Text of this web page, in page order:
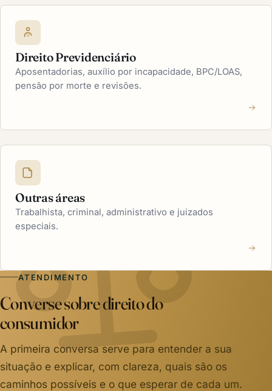
Direito Previdenciário
Aposentadorias, auxílio por incapacidade, BPC/LOAS,
pensão por morte e revisões.
Outras áreas
Trabalhista, criminal, administrativo e juizados
especiais.
ATENDIMENTO
Converse sobre direito do
consumidor
A primeira conversa serve para entender a sua
situação e explicar, com clareza, quais são os
caminhos possíveis e o que esperar de cada um.